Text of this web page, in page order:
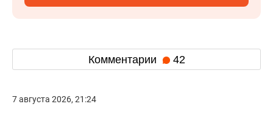
Комментарии 42
7 августа 2026, 21:24